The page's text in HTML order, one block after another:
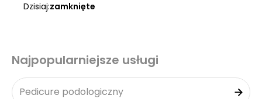
Dzisiaj:zamknięte
Najpopularniejsze usługi
Pedicure podologiczny